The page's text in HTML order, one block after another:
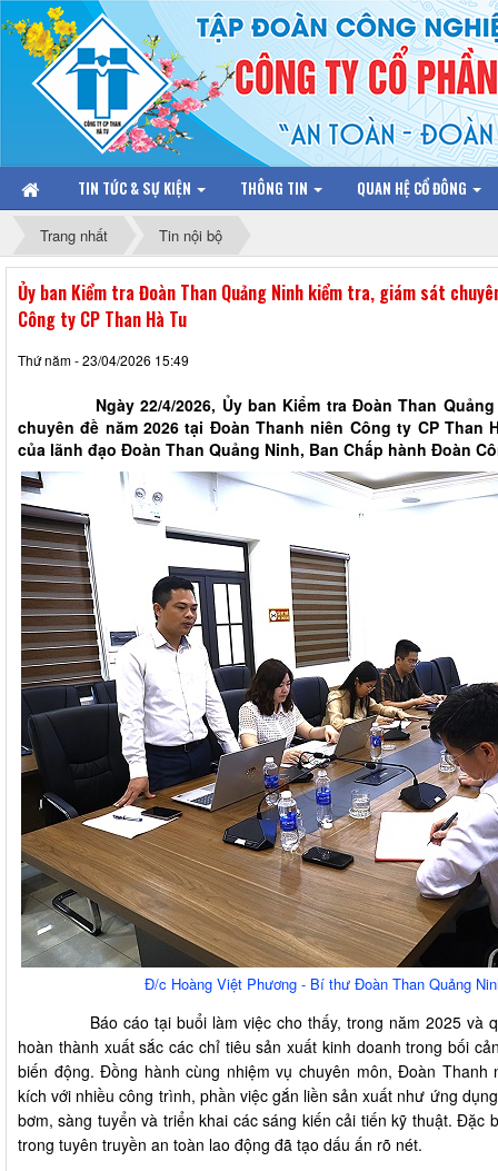
TIN TỨC & SỰ KIỆN THÔNG TIN QUAN HỆ CỔ ĐÔNG
Trang nhất Tin nội bộ
Ủy ban Kiểm tra Đoàn Than Quảng Ninh kiểm tra, giám sát
Công ty CP Than Hà Tu
Thứ năm - 23/04/2026 15:49
Ngày 22/4/2026, Ủy ban Kiểm tra Đoàn Than Quảng
chuyên đề năm 2026 tại Đoàn Thanh niên Công ty CP
của lãnh đạo Đoàn Than Quảng Ninh, Ban Chấp hành Đoàn
Đ/c Hoàng Việt Phương - Bí thư Đoàn Than Quảng
Báo cáo tại buổi làm việc cho thấy, trong năm 2025 và
hoàn thành xuất sắc các chỉ tiêu sản xuất kinh doanh trong bối
biến động. Đồng hành cùng nhiệm vụ chuyên môn, Đoàn
kích với nhiều công trình, phần việc gắn liền sản xuất như ứng
bơm, sàng tuyển và triển khai các sáng kiến cải tiến kỹ thuật. Đặc
trong tuyên truyền an toàn lao động đã tạo dấu ấn rõ nét.